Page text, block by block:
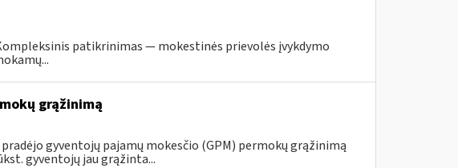
patikrinimas — mokestinės prievolės įvykdymo
grąžinimą
gyventojų pajamų mokesčio (GPM) permokų grąžinimą
gyventojų jau grąžinta...